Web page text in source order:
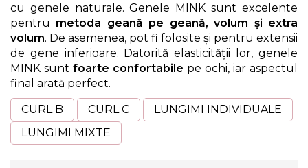
cu genele naturale. Genele MINK sunt excelente
pentru metoda geană pe geană, volum și extra
volum. De asemenea, pot fi folosite și pentru extensii
de gene inferioare. Datorită elasticității lor, genele
MINK sunt foarte confortabile pe ochi, iar aspectul
final arată perfect.
CURL B
CURL C
LUNGIMI INDIVIDUALE
LUNGIMI MIXTE